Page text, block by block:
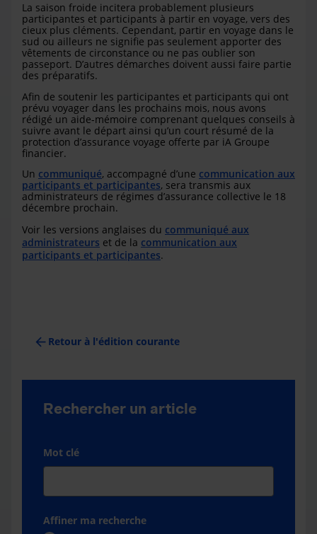
La saison froide incitera probablement plusieurs
participantes et participants à partir en voyage, vers des
cieux plus cléments. Cependant, partir en voyage dans le
sud ou ailleurs ne signifie pas seulement apporter des
vêtements de circonstance ou ne pas oublier son
passeport. D’autres démarches doivent aussi faire partie
des préparatifs.
Afin de soutenir les participantes et participants qui ont
prévu voyager dans les prochains mois, nous avons
rédigé un aide-mémoire comprenant quelques conseils à
suivre avant le départ ainsi qu’un court résumé de la
protection d’assurance voyage offerte par iA Groupe
financier.
Un communiqué, accompagné d’une communication aux
participants et participantes, sera transmis aux
administrateurs de régimes d’assurance collective le 18
décembre prochain.
Voir les versions anglaises du communiqué aux
administrateurs et de la communication aux
participants et participantes.
arrow_back Retour à l'édition courante
Rechercher un article
Mot clé
Affiner ma recherche